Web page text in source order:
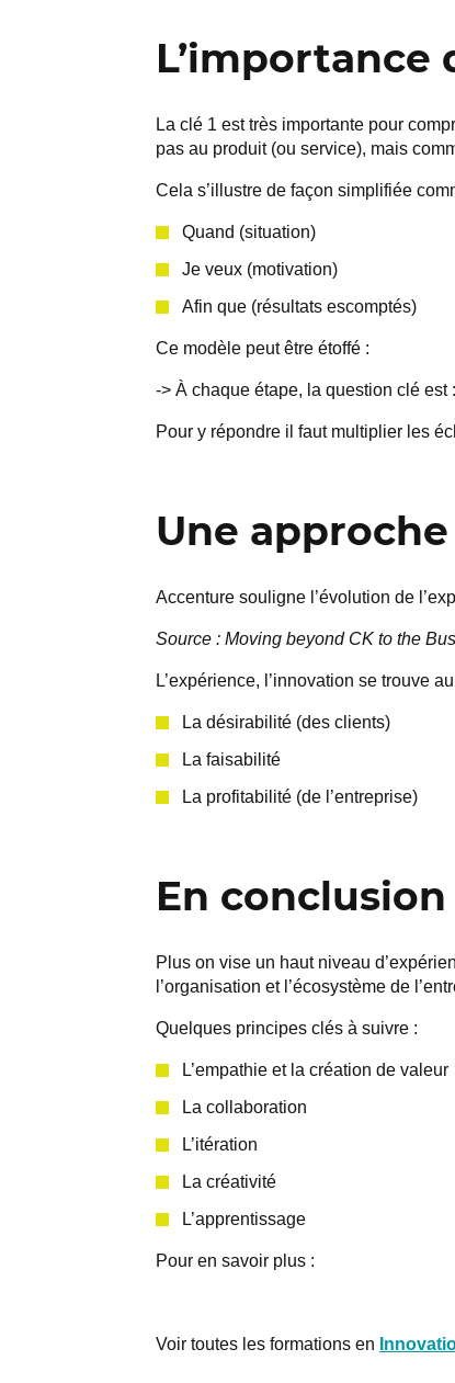
L’importance
La clé 1 est très importante pour
pas au produit (ou service), mais
Cela s’illustre de façon simplifiée
Quand (situation)
Je veux (motivation)
Afin que (résultats escomptés)
Ce modèle peut être étoffé :
-> À chaque étape, la question clé
Pour y répondre il faut multiplier les
Une
Accenture souligne l’évolution de
Source : Moving beyond CK to the
L’expérience, l’innovation se trouve
La désirabilité (des clients)
La faisabilité
La profitabilité (de l’entreprise)
En conclusion
Plus on vise un haut niveau
l’organisation et l’écosystème de
Quelques principes clés à suivre :
L’empathie et la création de valeur
La collaboration
L’itération
La créativité
L’apprentissage
Pour en savoir plus :
Voir toutes les formations en